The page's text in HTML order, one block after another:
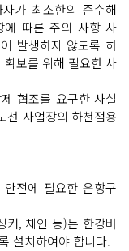
가 최소한의 준수해
에 따른 주의 사항 사
발생하지 않도록 하
보를 위해 필요한 사
협조를 요구한 사실
선 사업장의 하천점용
전에 필요한 운항구
, 체인 등)는 한강버
설치하여야 합니다.